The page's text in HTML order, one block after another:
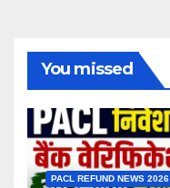
You missed
PACL REFUND NEWS 2026